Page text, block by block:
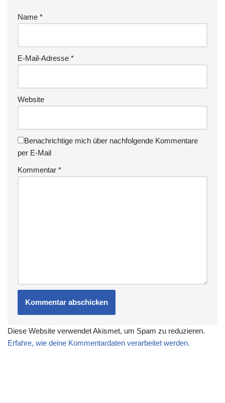
Name *
E-Mail-Adresse *
Website
Benachrichtige mich über nachfolgende Kommentare
per E-Mail
Kommentar *
Diese Website verwendet Akismet, um Spam zu reduzieren.
Erfahre, wie deine Kommentardaten verarbeitet werden.